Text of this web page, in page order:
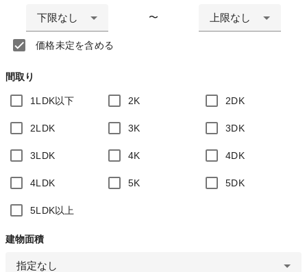
下限なし 〜 上限なし
価格未定を含める
間取り
1LDK以下 2K 2DK
2LDK 3K 3DK
3LDK 4K 4DK
4LDK 5K 5DK
5LDK以上
建物面積
指定なし